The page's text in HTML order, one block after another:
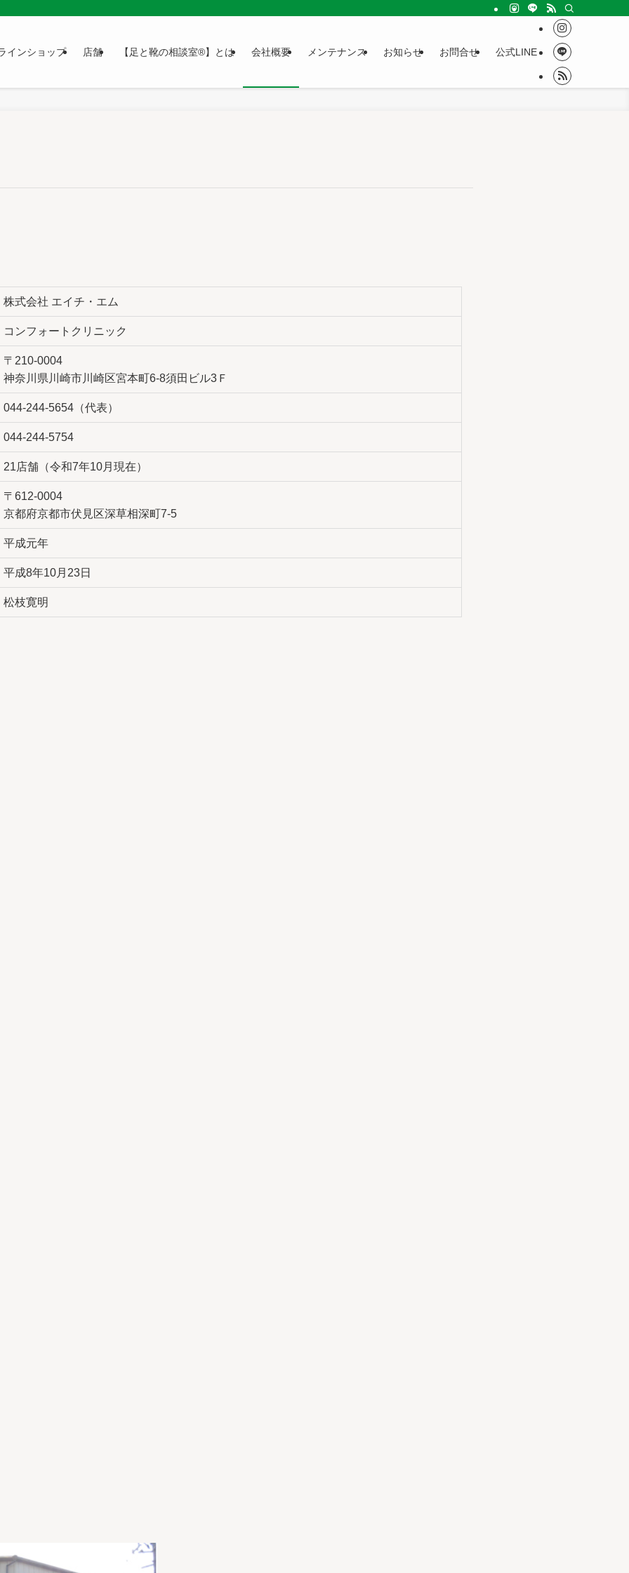
インショップ 店舗 【足と靴の相談室®】とは 会社概要 メンテナンス お知らせ お問合せ 公式LINE
株式会社 エイチ・エム
コンフォートクリニック
〒210-0004
神奈川県川崎市川崎区宮本町6-8須田ビル3Ｆ
044-244-5654（代表）
044-244-5754
21店舗（令和7年10月現在）
〒612-0004
京都府京都市伏見区深草相深町7-5
平成元年
平成8年10月23日
松枝寛明